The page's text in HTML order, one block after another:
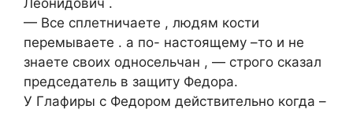
Леонидович .
— Все сплетничаете , людям кости
перемываете . а по- настоящему –то и не
знаете своих односельчан , — строго сказал
председатель в защиту Федора.
У Глафиры с Федором действительно когда –